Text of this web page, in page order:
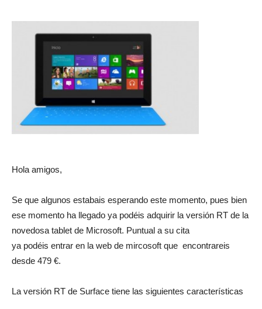
Hola amigos,
Se que algunos estabais esperando este momento, pues bien
ese momento ha llegado ya podéis adquirir la versión RT de la
novedosa tablet de Microsoft. Puntual a su cita
ya podéis entrar en la web de mircosoft que encontrareis
desde 479 €.
La versión RT de Surface tiene las siguientes características